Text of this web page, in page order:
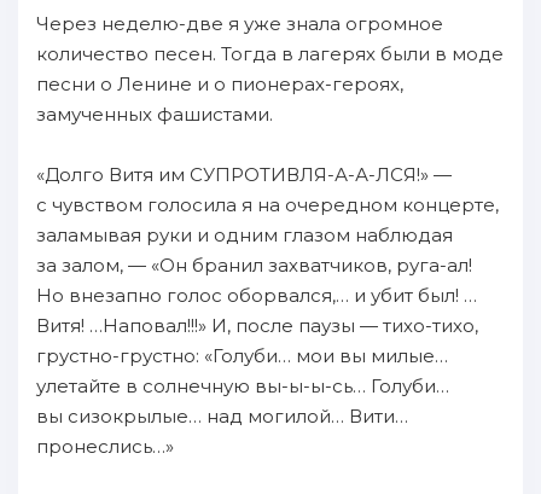
Через неделю-две я уже знала огромное
количество песен. Тогда в лагерях были в моде
песни о Ленине и о пионерах-героях,
замученных фашистами.
«Долго Витя им СУПРОТИВЛЯ-А-А-ЛСЯ!» —
с чувством голосила я на очередном концерте,
заламывая руки и одним глазом наблюдая
за залом, — «Он бранил захватчиков, руга-ал!
Но внезапно голос оборвался,… и убит был! …
Витя! …Наповал!!!» И, после паузы — тихо-тихо,
грустно-грустно: «Голуби… мои вы милые…
улетайте в солнечную вы-ы-ы-сь… Голуби…
вы сизокрылые… над могилой… Вити…
пронеслись…»